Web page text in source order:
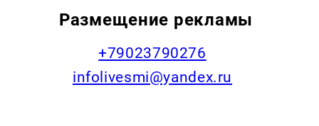
Размещение рекламы
+79023790276
infolivesmi@yandex.ru